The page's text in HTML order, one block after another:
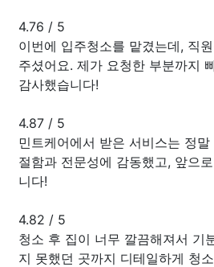
4.76 / 5
이번에 입주청소를 맡겼는데, 직
주셨어요. 제가 요청한 부분까지
감사했습니다!
4.87 / 5
민트케어에서 받은 서비스는 정
절함과 전문성에 감동했고, 앞으
니다!
4.82 / 5
청소 후 집이 너무 깔끔해져서 기
지 못했던 곳까지 디테일하게 청